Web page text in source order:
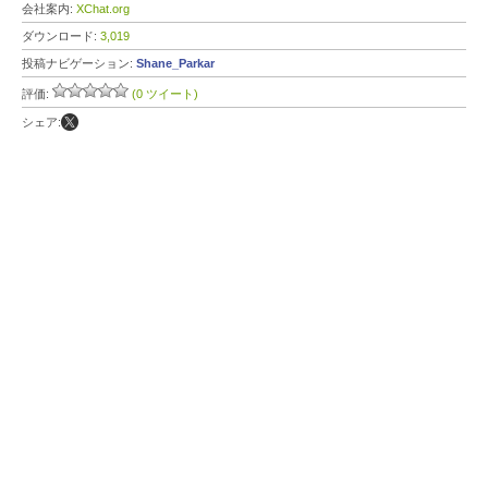
会社案内: XChat.org
ダウンロード: 3,019
投稿ナビゲーション: Shane_Parkar
評価: (0 ツイート)
シェア: